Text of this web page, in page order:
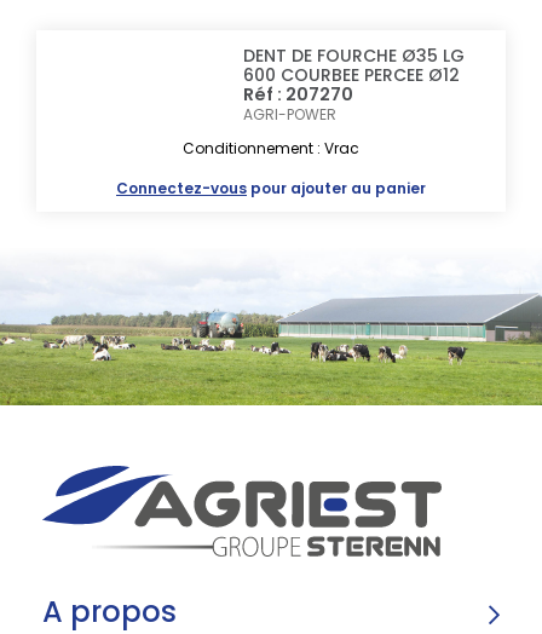
DENT DE FOURCHE Ø35 LG
600 COURBEE PERCEE Ø12
Réf : 207270
AGRI-POWER
Conditionnement : Vrac
Connectez-vous pour ajouter au panier
A propos